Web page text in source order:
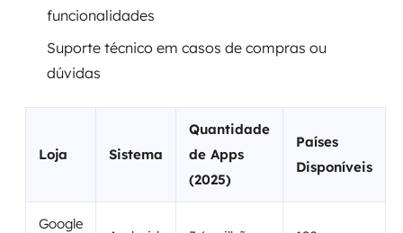
funcionalidades
Suporte técnico em casos de compras ou
dúvidas
Loja Sistema
Quantidade
de Apps
(2025)
Países
Disponíveis
Google